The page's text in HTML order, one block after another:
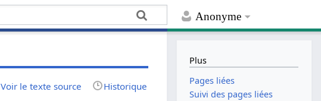
Anonyme
Voir le texte source Historique
Plus
Pages liées
Suivi des pages liées